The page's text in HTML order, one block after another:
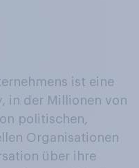
ist eine
in der Millionen von
politischen,
Organisationen
über ihre